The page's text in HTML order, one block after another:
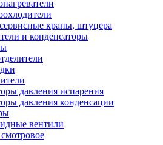
краны, штуцера
и конденсаторы
давления испарения
давления конденсации
вентили